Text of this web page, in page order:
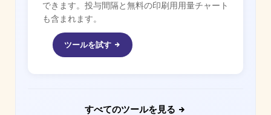
できます。投与間隔と無料の印刷用用量チャート
も含まれます。
ツールを試す
すべてのツールを見る